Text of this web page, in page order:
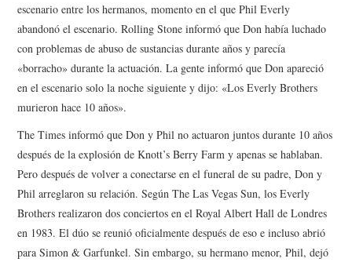
escenario entre los hermanos, momento en el que Phil Everly
abandonó el escenario. Rolling Stone informó que Don había luchado
con problemas de abuso de sustancias durante años y parecía
«borracho» durante la actuación. La gente informó que Don apareció
en el escenario solo la noche siguiente y dijo: «Los Everly Brothers
murieron hace 10 años».
The Times informó que Don y Phil no actuaron juntos durante 10 años
después de la explosión de Knott’s Berry Farm y apenas se hablaban.
Pero después de volver a conectarse en el funeral de su padre, Don y
Phil arreglaron su relación. Según The Las Vegas Sun, los Everly
Brothers realizaron dos conciertos en el Royal Albert Hall de Londres
en 1983. El dúo se reunió oficialmente después de eso e incluso abrió
para Simon & Garfunkel. Sin embargo, su hermano menor, Phil, dejó